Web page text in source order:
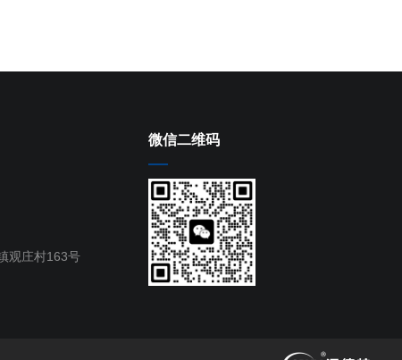
观庄村163号
微信二维码